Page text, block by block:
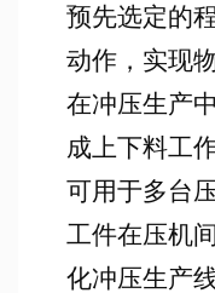
预先选定的
动作，实现
在冲压生产
成上下料工
可用于多台
工件在压机
化冲压生产